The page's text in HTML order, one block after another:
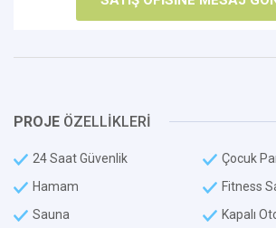
PROJE ÖZELLİKLERİ
24 Saat Güvenlik
Çocuk
Hamam
Fitness
Sauna
Kapalı